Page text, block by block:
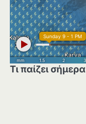
Τι παίζει σήμερα